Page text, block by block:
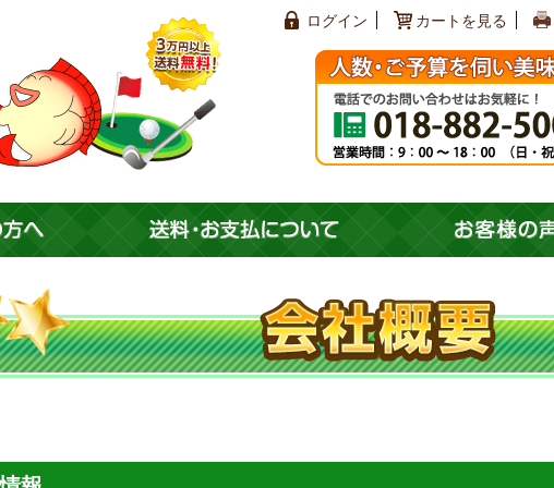
ログイン カートを見る